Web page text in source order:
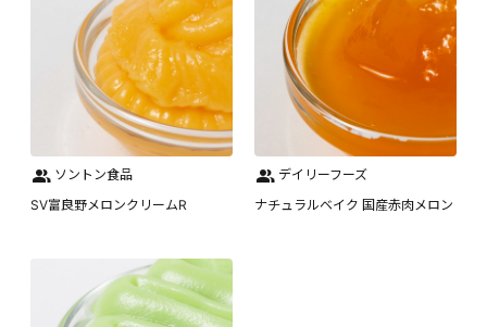
ソントン食品
SV富良野メロンクリームR
デイリーフーズ
ナチュラルベイク 国産赤肉メロン